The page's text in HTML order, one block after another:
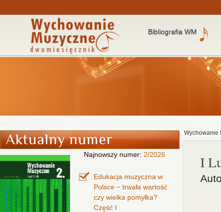
Bibliografia WM
Najnowszy numer: 2/2026
Edukacja muzyczna w
Polsce − trwała wartość
czy wielka pomyłka?
Część I
Wychowanie
I